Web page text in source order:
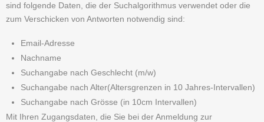
sind folgende Daten, die der Suchalgorithmus verwendet oder die
zum Verschicken von Antworten notwendig sind:
Email-Adresse
Nachname
Suchangabe nach Geschlecht (m/w)
Suchangabe nach Alter(Altersgrenzen in 10 Jahres-Intervallen)
Suchangabe nach Grösse (in 10cm Intervallen)
Mit Ihren Zugangsdaten, die Sie bei der Anmeldung zur